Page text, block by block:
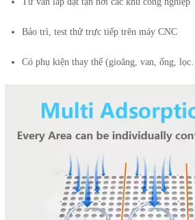
Bảo trì, test thử trực tiếp trên máy CNC
Có phụ kiện thay thế (gioăng, van, ống,